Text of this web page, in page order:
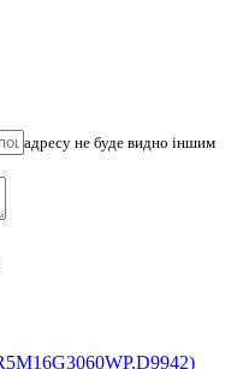
адресу не буде видно іншим